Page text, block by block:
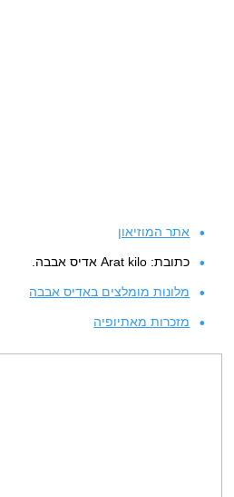
אתר המוזיאון
כתובת: Arat kilo אדיס אבבה.
מלונות מומלצים באדיס אבבה
מזכרות מאתיופיה